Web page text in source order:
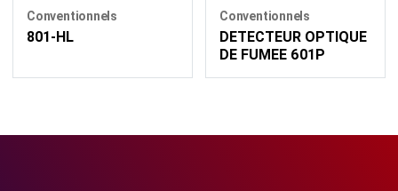
Conventionnels
801-HL
Conventionnels
DETECTEUR OPTIQUE
DE FUMEE 601P